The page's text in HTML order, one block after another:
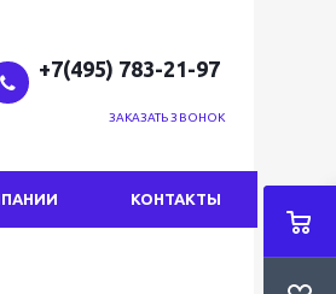
+7(495) 783-21-97
ЗАКАЗАТЬ ЗВОНОК
КОНТАКТЫ